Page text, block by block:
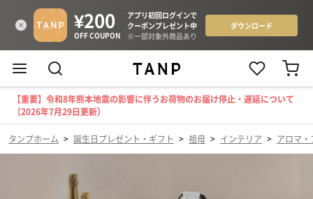
【重要】令和8年熊本地震の影響に伴うお荷物のお届け停止・遅延について
（2026年7月29日更新）
タンプホーム > 誕生日プレゼント・ギフト > 祖母 > インテリア > アロマ